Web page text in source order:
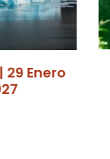
Enero